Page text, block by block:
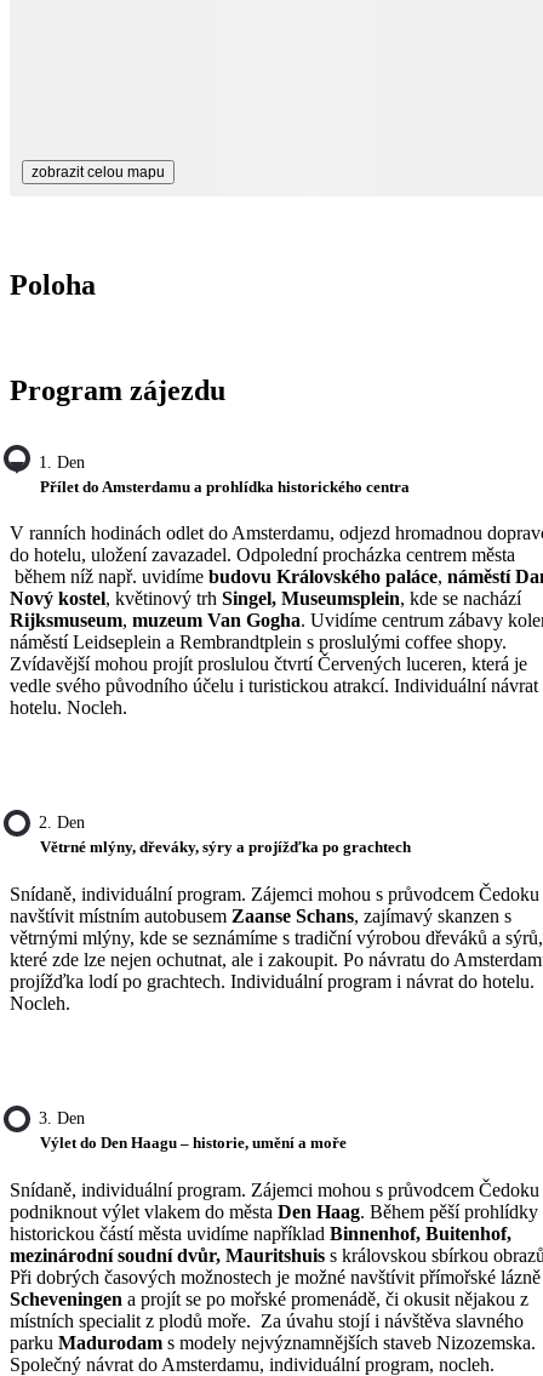
zobrazit celou mapu
Poloha
Program zájezdu
1. Den
Přílet do Amsterdamu a prohlídka historického centra
V ranních hodinách odlet do Amsterdamu, odjezd hromadnou
do hotelu, uložení zavazadel. Odpolední procházka centrem města
během níž např. uvidíme budovu Královského paláce, náměstí
Nový kostel, květinový trh Singel, Museumsplein, kde se nachází
Rijksmuseum, muzeum Van Gogha. Uvidíme centrum zábavy
náměstí Leidseplein a Rembrandtplein s proslulými coffee shopy.
Zvídavější mohou projít proslulou čtvrtí Červených luceren, která je
vedle svého původního účelu i turistickou atrakcí. Individuální návrat
hotelu. Nocleh.
2. Den
Větrné mlýny, dřeváky, sýry a projížďka po grachtech
Snídaně, individuální program. Zájemci mohou s průvodcem Čedoku
navštívit místním autobusem Zaanse Schans, zajímavý skanzen s
větrnými mlýny, kde se seznámíme s tradiční výrobou dřeváků a sýrů,
které zde lze nejen ochutnat, ale i zakoupit. Po návratu do
projížďka lodí po grachtech. Individuální program i návrat do hotelu.
Nocleh.
3. Den
Výlet do Den Haagu – historie, umění a moře
Snídaně, individuální program. Zájemci mohou s průvodcem Čedoku
podniknout výlet vlakem do města Den Haag. Během pěší prohlídky
historickou částí města uvidíme například Binnenhof, Buitenhof,
mezinárodní soudní dvůr, Mauritshuis s královskou sbírkou
Při dobrých časových možnostech je možné navštívit přímořské lázně
Scheveningen a projít se po mořské promenádě, či okusit nějakou z
místních specialit z plodů moře. Za úvahu stojí i návštěva slavného
parku Madurodam s modely nejvýznamnějších staveb Nizozemska.
Společný návrat do Amsterdamu, individuální program, nocleh.